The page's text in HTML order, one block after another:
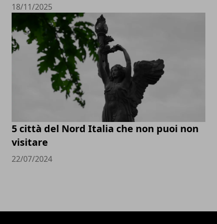
18/11/2025
5 città del Nord Italia che non puoi non
visitare
22/07/2024